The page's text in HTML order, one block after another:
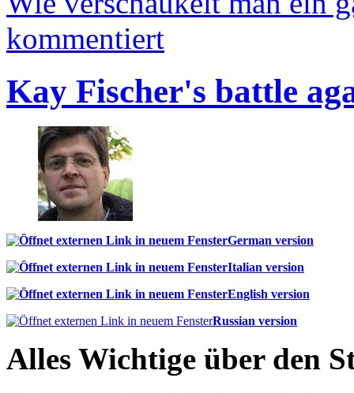
kommentiert
Kay Fischer's battle
German version
Italian version
English version
Russian version
Alles Wichtige über den